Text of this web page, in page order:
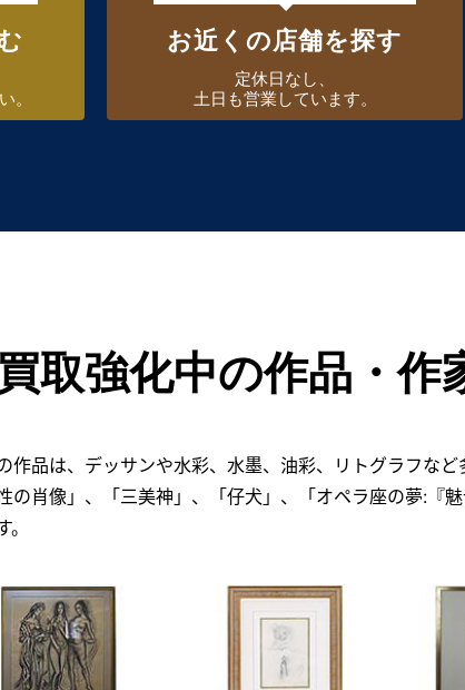
。
お近くの店舗を探す
定休日なし、
土日も営業しています。
買取強化中の作品・作
品は、デッサンや水彩、水墨、油彩、リトグラフなど
の肖像」、「三美神」、「仔犬」、「オペラ座の夢:『